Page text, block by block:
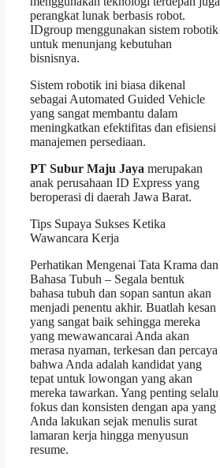
perangkat lunak berbasis robot.
IDgroup menggunakan sistem robotik
untuk menunjang kebutuhan
bisnisnya.
Sistem robotik ini biasa dikenal
sebagai Automated Guided Vehicle
yang sangat membantu dalam
meningkatkan efektifitas dan efisiensi
manajemen persediaan.
PT Subur Maju Jaya merupakan
anak perusahaan ID Express yang
beroperasi di daerah Jawa Barat.
Tips Supaya Sukses Ketika
Wawancara Kerja
Perhatikan Mengenai Tata Krama dan
Bahasa Tubuh – Segala bentuk
bahasa tubuh dan sopan santun akan
menjadi penentu akhir. Buatlah kesan
yang sangat baik sehingga mereka
yang mewawancarai Anda akan
merasa nyaman, terkesan dan percaya
bahwa Anda adalah kandidat yang
tepat untuk lowongan yang akan
mereka tawarkan. Yang penting selalu
fokus dan konsisten dengan apa yang
Anda lakukan sejak menulis surat
lamaran kerja hingga menyusun
resume.